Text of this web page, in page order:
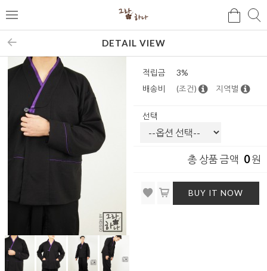
메
뉴
색
검
DETAIL VIEW
적립금
3%
배송비
(조건) 지역별
선택
총 상품 금액 0원
BUY IT NOW